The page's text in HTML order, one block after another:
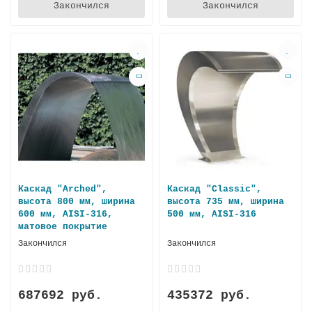
Закончился Закончился
Каскад "Arched",
высота 800 мм, ширина
600 мм, AISI-316,
матовое покрытие
Закончился
687692 руб.
Каскад "Classic",
высота 735 мм, ширина
500 мм, AISI-316
Закончился
435372 руб.